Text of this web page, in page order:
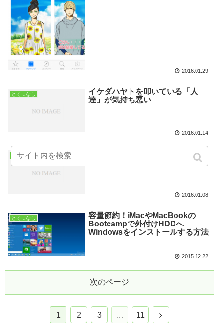
2016.01.29
とくになし
イケダハヤトを叩いている「人
達」が気持ち悪い
2016.01.14
とくになし
2016.01.08
とくになし
容量節約！iMacやMacBookの
Bootcampで外付けHDDへ
Windowsをインストールする方法
2015.12.22
次のページ
1 2 3 … 11